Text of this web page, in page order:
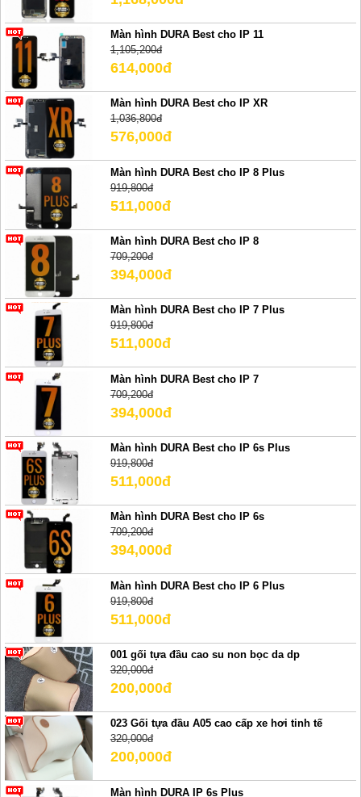
Màn hình DURA Best cho IP 11
1,105,200đ
614,000đ
Màn hình DURA Best cho IP XR
1,036,800đ
576,000đ
Màn hình DURA Best cho IP 8 Plus
919,800đ
511,000đ
Màn hình DURA Best cho IP 8
709,200đ
394,000đ
Màn hình DURA Best cho IP 7 Plus
919,800đ
511,000đ
Màn hình DURA Best cho IP 7
709,200đ
394,000đ
Màn hình DURA Best cho IP 6s Plus
919,800đ
511,000đ
Màn hình DURA Best cho IP 6s
709,200đ
394,000đ
Màn hình DURA Best cho IP 6 Plus
919,800đ
511,000đ
001 gối tựa đầu cao su non bọc da dp
320,000đ
200,000đ
023 Gối tựa đầu A05 cao cấp xe hơi tinh tế
320,000đ
200,000đ
Màn hình DURA IP 6s Plus